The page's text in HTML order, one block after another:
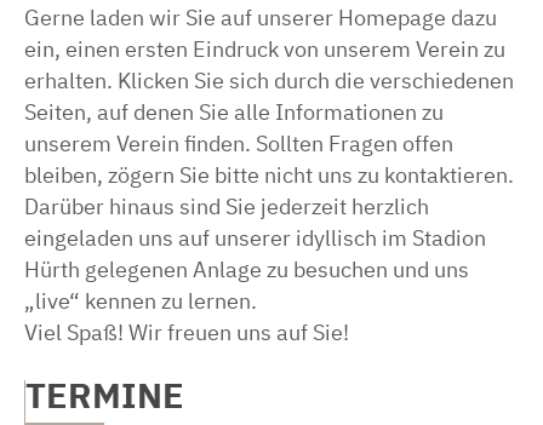
Gerne laden wir Sie auf unserer Homepage dazu
ein, einen ersten Eindruck von unserem Verein zu
erhalten. Klicken Sie sich durch die verschiedenen
Seiten, auf denen Sie alle Informationen zu
unserem Verein finden. Sollten Fragen offen
bleiben, zögern Sie bitte nicht uns zu kontaktieren.
Darüber hinaus sind Sie jederzeit herzlich
eingeladen uns auf unserer idyllisch im Stadion
Hürth gelegenen Anlage zu besuchen und uns
„live“ kennen zu lernen.
Viel Spaß! Wir freuen uns auf Sie!
TERMINE